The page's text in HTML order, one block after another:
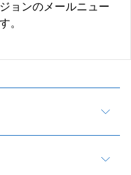
ョンのメールニュー
。